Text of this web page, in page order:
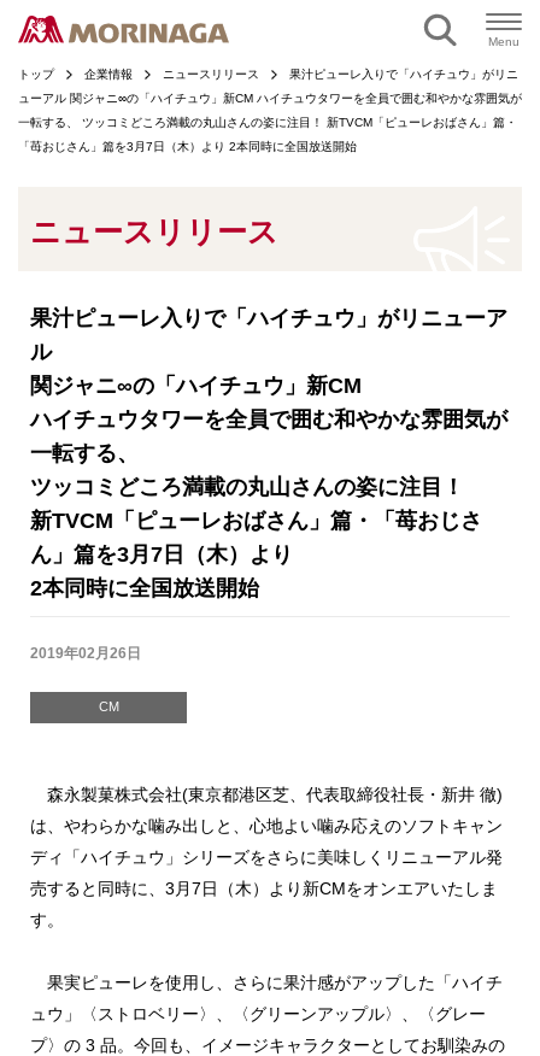
Menu
トップ 企業情報 ニュースリリース
果汁ピューレ入りで「ハイチュウ」がリニ
ューアル 関ジャニ∞の「ハイチュウ」新CM ハイチュウタワーを全員で囲む和やかな雰囲気が
一転する、 ツッコミどころ満載の丸山さんの姿に注目！ 新TVCM「ピューレおばさん」篇・
「苺おじさん」篇を3月7日（木）より 2本同時に全国放送開始
ニュースリリース
果汁ピューレ入りで「ハイチュウ」がリニューア
ル
関ジャニ∞の「ハイチュウ」新CM
ハイチュウタワーを全員で囲む和やかな雰囲気が
一転する、
ツッコミどころ満載の丸山さんの姿に注目！
新TVCM「ピューレおばさん」篇・「苺おじさ
ん」篇を3月7日（木）より
2本同時に全国放送開始
2019年02月26日
CM
森永製菓株式会社(東京都港区芝、代表取締役社長・新井 徹)
は、やわらかな噛み出しと、心地よい噛み応えのソフトキャン
ディ「ハイチュウ」シリーズをさらに美味しくリニューアル発
売すると同時に、3月7日（木）より新CMをオンエアいたしま
す。
果実ピューレを使用し、さらに果汁感がアップした「ハイチ
ュウ」〈ストロベリー〉、〈グリーンアップル〉、〈グレー
プ〉の 3 品。今回も、イメージキャラクターとしてお馴染みの